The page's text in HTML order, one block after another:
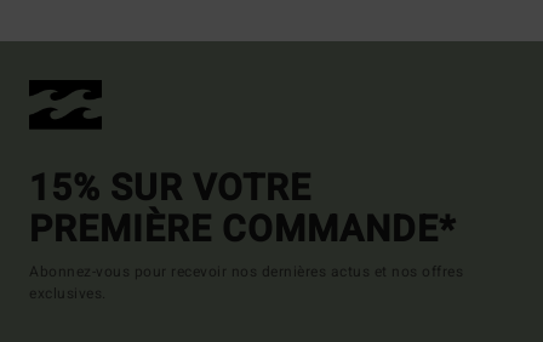
15% SUR VOTRE
PREMIÈRE COMMANDE*
Abonnez-vous pour recevoir nos dernières actus et nos offres
exclusives.